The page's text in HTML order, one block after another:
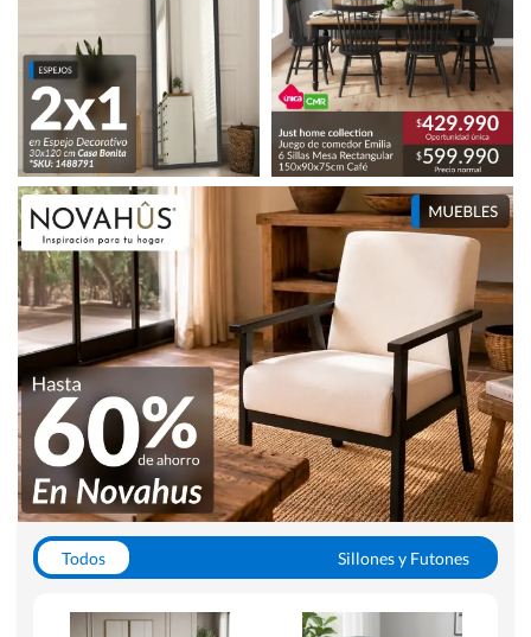
Todos
Sillones y Futones
Escritorios y Sillas PC
Racks y Muebles TV